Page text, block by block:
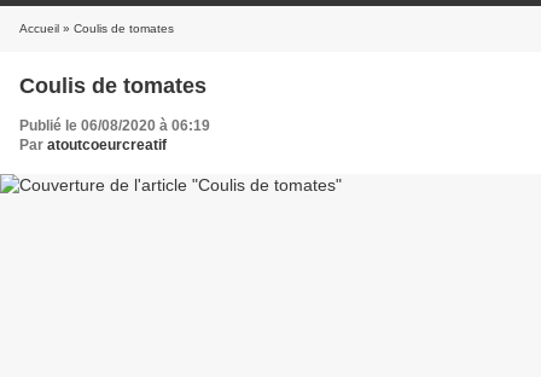
Accueil » Coulis de tomates
Coulis de tomates
Publié le 06/08/2020 à 06:19
Par atoutcoeurcreatif